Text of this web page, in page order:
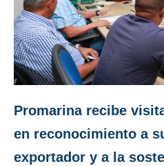
Promarina recibe
en reconocimiento a
exportador y a la